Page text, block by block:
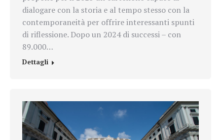
dialogare con la storia e al tempo stesso con la
contemporaneità per offrire interessanti spunti
di riflessione. Dopo un 2024 di successi – con
89.000…
Dettagli